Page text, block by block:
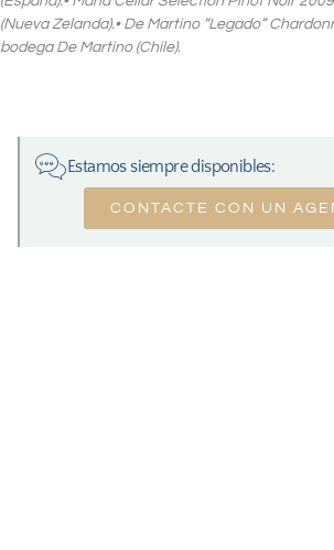
(Nueva Zelanda).• De Martino “Legado”
bodega De Martino (Chile).
Estamos siempre disponibles:
CONTACTE CON UN